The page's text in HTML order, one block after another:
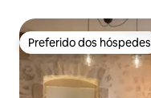
Preferido dos hóspedes
Preferido dos hóspedes